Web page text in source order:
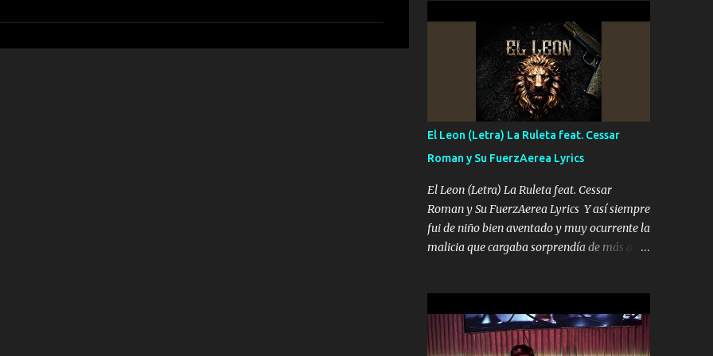
por el interés P...
inteligente junto con su hermano el TRES
blindado el Estado tiene andan ESPERANDO
al UNO QUE PRONTO ESTARÁ PRESENTE
Que no falten las bucanas ni tampoco las
mujeres porque es platica de grandes por eso
hay que estar alegres doy las instrucciones
para atender los deberes Música Si es que
salta algún problema de confianza tengo
gente ahí está el Hombre Cuarenta y
también Pariente 7 arreglan cualquier
problema no más es cuestión que ordené
NOS HACE FALTA UN HERMANO DE CLAVE
SIEMPRE VIO POR LA FAMILIA PARA QUE
SIGA EL LEGADO Es el DOS de los
HERMANOS un cerebro inteligente y com...
El Leon (Letra) La Ruleta feat. Cessar
Roman y Su FuerzAerea Lyrics
El Leon (Letra) La Ruleta feat. Cessar
Roman y Su FuerzAerea Lyrics Y así siempre
fui de niño bien aventado y muy ocurrente la
malicia que cargaba sorprendía de más a la
Tranquilo me la navego ando en lo mío sin
ni un pendiente si hay problemas lo